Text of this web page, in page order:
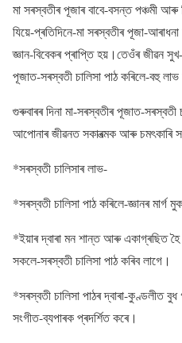
মা সৰস্বতীৰ পূজাৰ বাবে-বসন্ত পঞ্চমী আৰু
যিয়ে-প্ৰতিদিনে-মা সৰস্বতীৰ পূজা-
জ্ঞান-বিবেকৰ প্ৰাপ্তি হয়।তেওঁৰ জীৱন
পূজাত-সৰস্বতী চালিসা পাঠ কৰিলে-বহু
গুৰুবাৰৰ দিনা মা-সৰস্বতীৰ পূজাত-সৰস্বতী
আপোনাৰ জীৱনত সকাৰত্মক আৰু
*সৰস্বতী চালিসাৰ লাভ-
*সৰস্বতী চালিসা পাঠ কৰিলে-জ্ঞানৰ মাৰ্গ
*ইয়াৰ দ্বাৰা মন শান্ত আৰু একাগ্ৰছিত হৈ
সকলে-সৰস্বতী চালিসা পাঠ কৰিব লাগে।
*সৰস্বতী চালিসা পাঠৰ দ্বাৰা-কুণ্ডলীত
সংগীত-ব্যপাৰক প্ৰদৰ্শিত কৰে।